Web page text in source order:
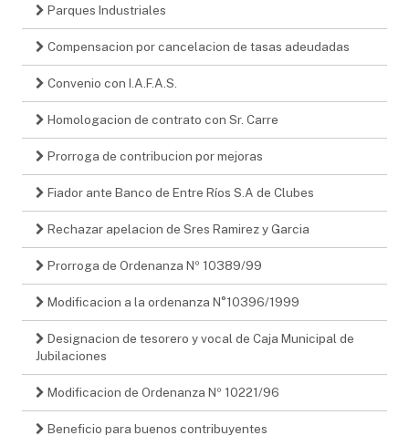
Parques Industriales
Compensacion por cancelacion de tasas adeudadas
Convenio con I.A.F.A.S.
Homologacion de contrato con Sr. Carre
Prorroga de contribucion por mejoras
Fiador ante Banco de Entre Ríos S.A de Clubes
Rechazar apelacion de Sres Ramirez y Garcia
Prorroga de Ordenanza Nº 10389/99
Modificacion a la ordenanza N°10396/1999
Designacion de tesorero y vocal de Caja Municipal de
Jubilaciones
Modificacion de Ordenanza Nº 10221/96
Beneficio para buenos contribuyentes